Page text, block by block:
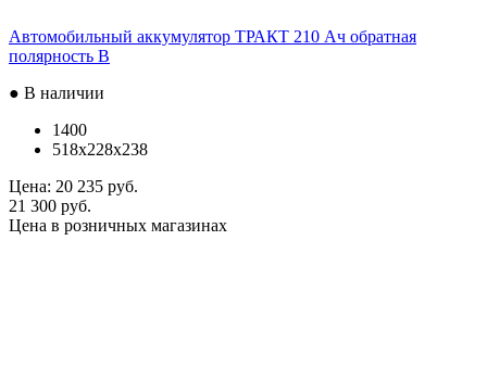
Автомобильный аккумулятор ТРАКТ 210 Ач обратная
полярность B
● В наличии
1400
518x228x238
Цена: 20 235 руб.
21 300 руб.
Цена в розничных магазинах